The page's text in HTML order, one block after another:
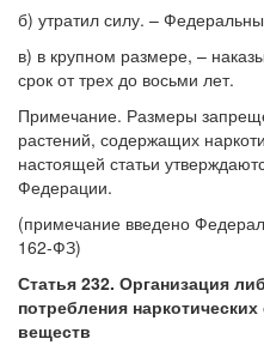
б) утратил силу. –
в) в крупном размере, –
срок от трех до восьми лет.
Примечание. Размеры
растений, содержащих
настоящей статьи
Федерации.
(примечание введено
162-ФЗ)
Статья 232. Организация
потребления
веществ